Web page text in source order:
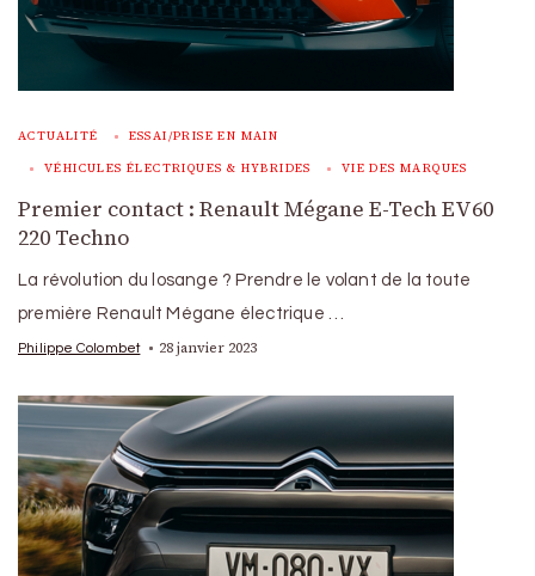
ACTUALITÉ ESSAI/PRISE EN MAIN
VÉHICULES ÉLECTRIQUES & HYBRIDES VIE DES MARQUES
Premier contact : Renault Mégane E-Tech EV60
220 Techno
La révolution du losange ? Prendre le volant de la toute
première Renault Mégane électrique …
Philippe Colombet 28 janvier 2023